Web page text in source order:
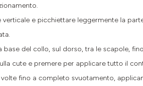
verticale e picchiettare leggermente la
del collo, sul dorso, tra le scapole,
cute e premere per applicare tutto il
fino a completo svuotamento,